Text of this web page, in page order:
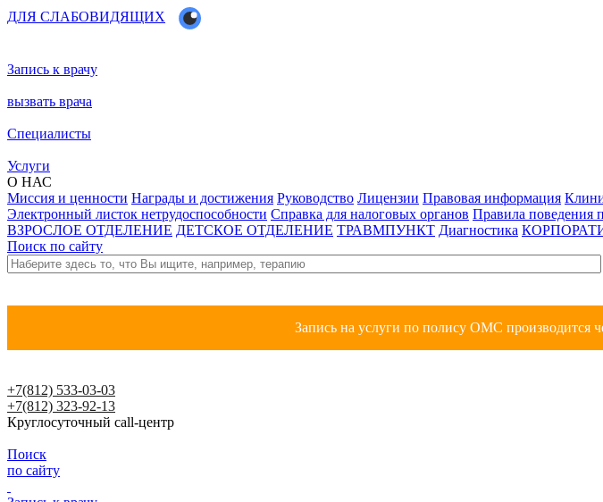
ДЛЯ СЛАБОВИДЯЩИХ
Запись к врачу
вызвать врача
Специалисты
Услуги
О НАС
Миссия и ценности Награды и достижения Руководство Лицензии Правовая информация
Электронный листок нетрудоспособности Справка для налоговых органов Правила поведения
ВЗРОСЛОЕ ОТДЕЛЕНИЕ ДЕТСКОЕ ОТДЕЛЕНИЕ ТРАВМПУНКТ Диагностика
Поиск по сайту
Запись на услуги по полису ОМС производится
+7(812) 533-03-03
+7(812) 323-92-13
Круглосуточный call-центр
Поиск
по сайту